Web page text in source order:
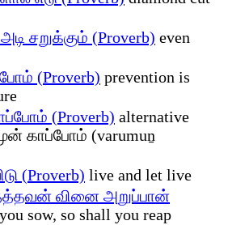
சறுக்கும் (Proverb) even
(Proverb) prevention is
(Proverb) alternative
காப்போம் (varumuṉ
(Proverb) live and let live
வினை அறுப்பான்
sow, so shall you reap